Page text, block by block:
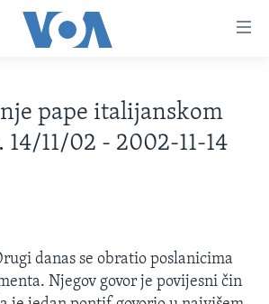
DRŽAVE
pape italijanskom
11/02 - 2002-11-14
danas se obratio poslanicima
Njegov govor je povijesni čin